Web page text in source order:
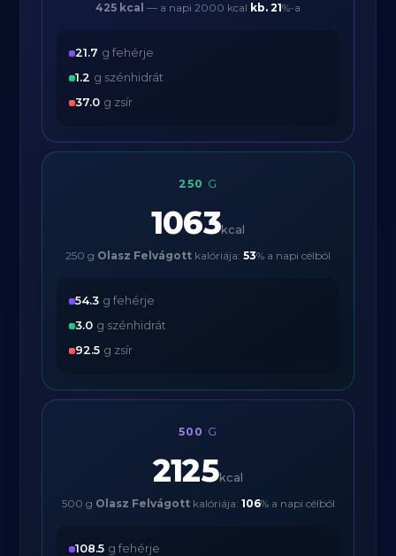
425 kcal — a napi 2000 kcal kb. 21%-a
21.7 g fehérje
1.2 g szénhidrát
37.0 g zsír
250 G
1063kcal
250 g Olasz Felvágott kalóriája: 53% a napi célból
54.3 g fehérje
3.0 g szénhidrát
92.5 g zsír
500 G
2125kcal
500 g Olasz Felvágottkalóriája: 106% a napi célból
108.5 g fehérje